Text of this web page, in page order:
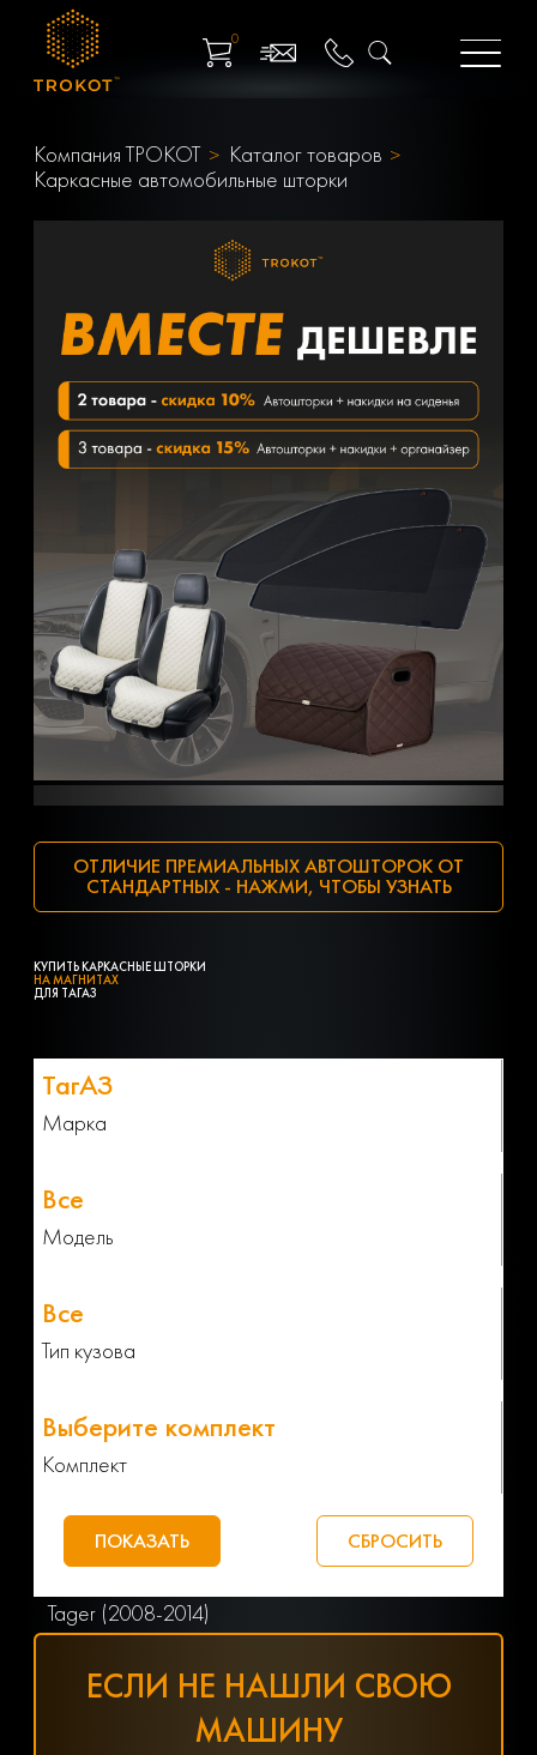
0
Компания ТРОКОТ
Каталог товаров
Каркасные автомобильные шторки
ОТЛИЧИЕ ПРЕМИАЛЬНЫХ АВТОШТОРОК ОТ
СТАНДАРТНЫХ - НАЖМИ, ЧТОБЫ УЗНАТЬ
КУПИТЬ КАРКАСНЫЕ ШТОРКИ
НА МАГНИТАХ
ДЛЯ ТАГАЗ
Марка
Модель
Тип кузова
Комплект
Tager (2008-2014)
ЕСЛИ НЕ НАШЛИ СВОЮ
МАШИНУ